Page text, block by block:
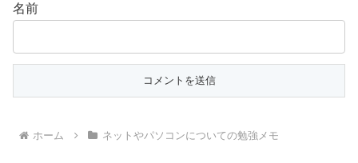
名前
ホーム ネットやパソコンについての勉強メモ